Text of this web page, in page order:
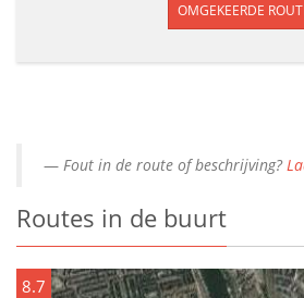
OMGEKEERDE
Fout in de route of beschrijving?
Routes in de buurt
8.7